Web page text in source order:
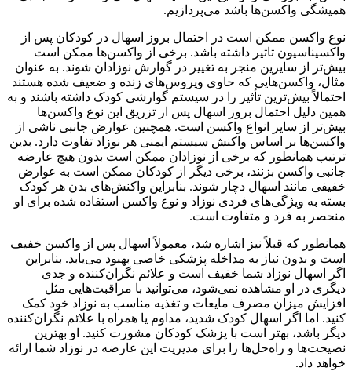
همیشگی واکسن‌ها باشد می‌پردازیم.
نوع واکسن‌ ممکن است در احتمال بروز اسهال در کودکان پس از
واکسیناسیون تاثیر داشته باشد. برخی از واکسن‌ها ممکن است
بیش‌تر از سایرین منجر به تغییر در گوارش نوزادان شوند. به عنوان
مثال، واکسن‌هایی که حاوی ویروس‌های زنده و ضعیف شده هستند
احتمالاً بیش‌ترین تأثیر را در سیستم گوارشی کودک داشته باشند و به
همین دلیل احتمال بروز اسهال پس از تزریق این نوع واکسن‌ها
بیش‌تر از سایر انواع واکسن‌ است. همچنین عوارض جانبی ناشی از
واکسن‌ها بر اساس واکنش سیستم ایمنی هر نوزاد تفاوت دارد. بدین
ترتیب همانطور که برخی از نوزادان ممکن است بدون هیچ عارضه
جانبی واکسن‌ بزنند، برخی دیگر از کودکان ممکن است به عوارض
خفیفی مانند اسهال دچار شوند. بنابراین واکنش‌های بدن هر کودک
بسته به ویژگی‌های فردی نوزاد و نوع واکسن استفاده‌ شده برای او
منحصر به فرد و متفاوت است.
همانطور که قبلاً نیز اشاره شد، معمولاً اسهال پس از واکسن خفیف
است و بدون نیاز به مداخله پزشکی خاصی بهبود می‌یابد. بنابراین
اگر اسهال نوزاد شما خفیف است و علائم نگران‌کننده و جدی
دیگری در او مشاهده نمی‌شود، می‌توانید با مراقبت‌هایی مثل
افزایش میزان مصرف مایعات و تغذیه مناسب به نوزاد خود کمک
کنید. اما اگر اسهال کودک شدید، مداوم یا همراه با علائم نگران‌کننده
دیگر باشد، بهتر است با پزشک کودکان مشورت کنید. او بهترین
نصیحت‌ها و راه‌حل‌ها را برای مدیریت این عارضه در نوزاد شما ارائه
خواهد داد.